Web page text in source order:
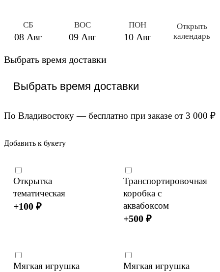
СБ
08 Авг
ВОС
09 Авг
ПОН
10 Авг
Открыть
календарь
Выбрать время доставки
По Владивостоку — бесплатно при заказе от 3 000 ₽
Добавить к букету
Открытка
тематическая
+100₽
Транспортировочная
коробка с
аквабоксом
+500₽
Мягкая игрушка
Мягкая игрушка